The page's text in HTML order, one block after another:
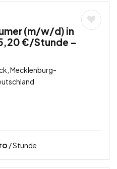
(m/w/d) in
€/Stunde –
Mecklenburg-
/ Stunde